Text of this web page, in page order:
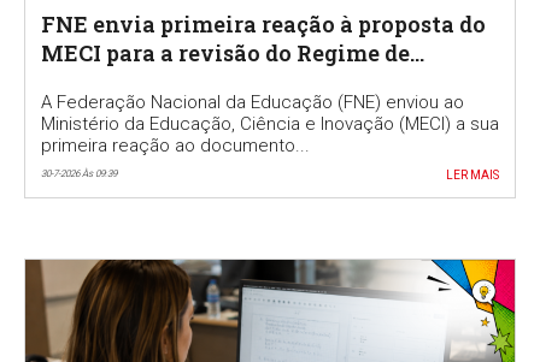
FNE envia primeira reação à proposta do
MECI para a revisão do Regime de
A Federação Nacional da Educação (FNE) enviou ao
Ministério da Educação, Ciência e Inovação (MECI) a sua
primeira reação ao documento...
30-7-2026 Às 09:39 LER MAIS